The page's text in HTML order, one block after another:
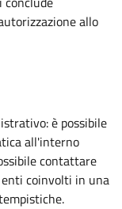
allo
è possibile
all'interno
contattare
coinvolti in una